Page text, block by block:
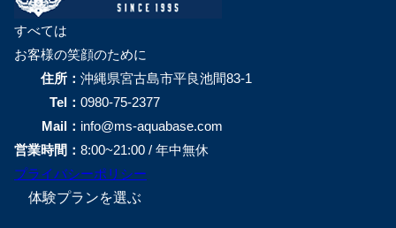
すべては
お客様の笑顔のために
住所： 沖縄県宮古島市平良池間83-1
Tel： 0980-75-2377
Mail： info@ms-aquabase.com
営業時間： 8:00~21:00 / 年中無休
プライバシーポリシー
体験プランを選ぶ